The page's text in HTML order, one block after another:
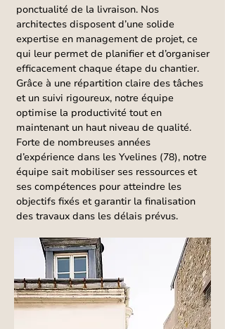
ponctualité de la livraison. Nos
architectes disposent d’une solide
expertise en management de projet, ce
qui leur permet de planifier et d’organiser
efficacement chaque étape du chantier.
Grâce à une répartition claire des tâches
et un suivi rigoureux, notre équipe
optimise la productivité tout en
maintenant un haut niveau de qualité.
Forte de nombreuses années
d’expérience dans les Yvelines (78), notre
équipe sait mobiliser ses ressources et
ses compétences pour atteindre les
objectifs fixés et garantir la finalisation
des travaux dans les délais prévus.